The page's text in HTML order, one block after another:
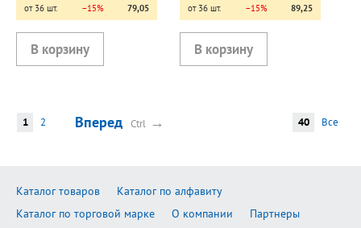
от 36 шт.
−15% 79,05
от 36 шт.
−15% 89,25
Вперед Ctrl →
1 2 40 Все
Каталог товаров
Каталог по алфавиту
Каталог по торговой марке
О компании
Партнеры